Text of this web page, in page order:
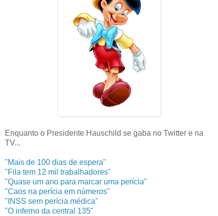
Enquanto o Presidente Hauschild se gaba no Twitter e na
TV...
"Mais de 100 dias de espera"
"Fila tem 12 mil trabalhadores"
"Quase um ano para marcar uma perícia"
"Caos na perícia em números"
"INSS sem perícia médica"
"O inferno da central 135"